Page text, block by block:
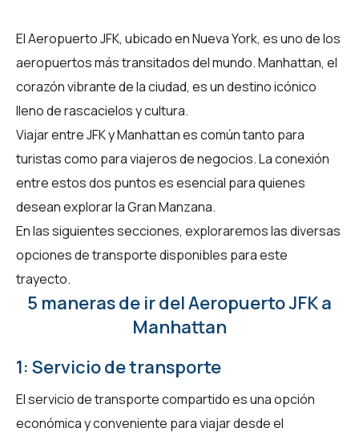
El Aeropuerto JFK, ubicado en Nueva York, es uno de los
aeropuertos más transitados del mundo. Manhattan, el
corazón vibrante de la ciudad, es un destino icónico
lleno de rascacielos y cultura.
Viajar entre JFK y Manhattan es común tanto para
turistas como para viajeros de negocios. La conexión
entre estos dos puntos es esencial para quienes
desean explorar la Gran Manzana.
En las siguientes secciones, exploraremos las diversas
opciones de transporte disponibles para este
trayecto.
5 maneras de ir del Aeropuerto JFK a
Manhattan
1: Servicio de transporte
El servicio de transporte compartido es una opción
económica y conveniente para viajar desde el